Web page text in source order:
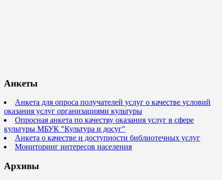
Анкеты
Анкета для опроса получателей услуг о качестве условий
оказания услуг организациями культуры
Опросная анкета по качеству оказания услуг в сфере
культуры МБУК "Культура и досуг"
Анкета о качестве и доступности библиотечных услуг
Мониторинг интересов населения
Архивы